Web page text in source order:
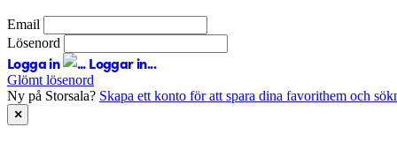
Email
Lösenord
Logga in Loggar in...
Glömt lösenord
Ny på Storsala? Skapa ett konto för att spara dina favorithem och
×